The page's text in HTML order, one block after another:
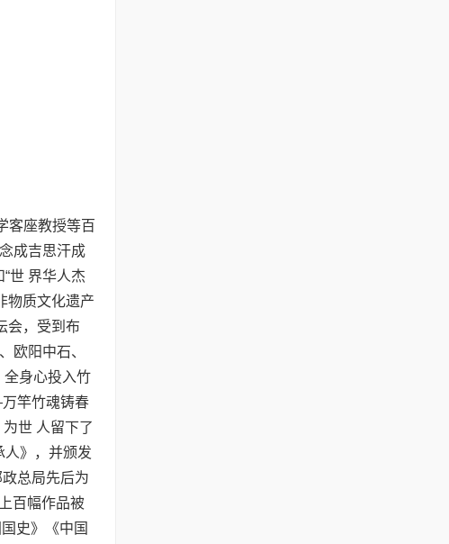
客座教授等百
成吉思汗成
世 界华人杰
物质文化遗产
会，受到布
欧阳中石、
全身心投入竹
竿竹魂铸春
世 人留下了
人》，并颁发
总局先后为
百幅作品被
史》《中国